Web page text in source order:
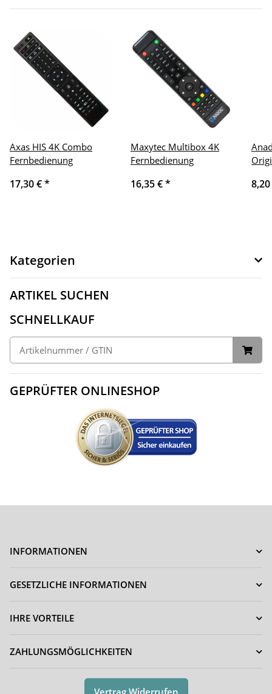
Axas HIS 4K Combo
Fernbedienung
17,30 €*
Maxytec Multibox 4K
Fernbedienung
16,35 €*
Kategorien
ARTIKEL SUCHEN
SCHNELLKAUF
GEPRÜFTER ONLINESHOP
INFORMATIONEN
GESETZLICHE INFORMATIONEN
IHRE VORTEILE
ZAHLUNGSMÖGLICHKEITEN